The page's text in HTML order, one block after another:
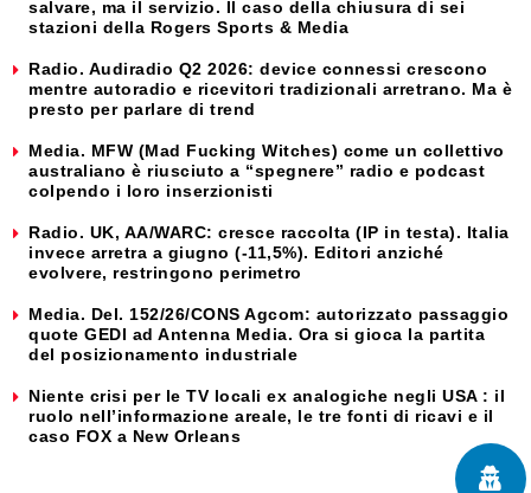
salvare, ma il servizio. Il caso della chiusura di sei
stazioni della Rogers Sports & Media
Radio. Audiradio Q2 2026: device connessi crescono
mentre autoradio e ricevitori tradizionali arretrano. Ma è
presto per parlare di trend
Media. MFW (Mad Fucking Witches) come un collettivo
australiano è riusciuto a “spegnere” radio e podcast
colpendo i loro inserzionisti
Radio. UK, AA/WARC: cresce raccolta (IP in testa). Italia
invece arretra a giugno (-11,5%). Editori anziché
evolvere, restringono perimetro
Media. Del. 152/26/CONS Agcom: autorizzato passaggio
quote GEDI ad Antenna Media. Ora si gioca la partita
del posizionamento industriale
Niente crisi per le TV locali ex analogiche negli USA : il
ruolo nell’informazione areale, le tre fonti di ricavi e il
caso FOX a New Orleans